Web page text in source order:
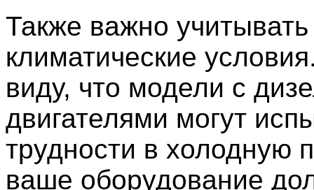
Также важно учитывать
климатические
виду, что модели с
двигателями могут
трудности в холодную
ваше оборудование